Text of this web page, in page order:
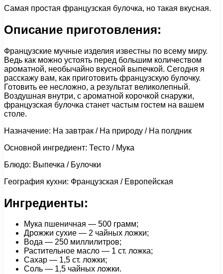
Самая простая французская булочка, но такая вкусная.
Описание приготовления:
Французские мучные изделия известны по всему миру.
Ведь как можно устоять перед большим количеством
ароматной, необычайно вкусной выпечкой. Сегодня я
расскажу вам, как приготовить французскую булочку.
Готовить ее несложно, а результат великолепный.
Воздушная внутри, с ароматной корочкой снаружи,
французская булочка станет частым гостем на вашем
столе.
Назначение: На завтрак / На природу / На полдник
Основной ингредиент: Тесто / Мука
Блюдо: Выпечка / Булочки
География кухни: Французская / Европейская
Ингредиенты:
Мука пшеничная — 500 грамм;
Дрожжи сухие — 2 чайных ложки;
Вода — 250 миллилитров;
Растительное масло — 1 ст. ложка;
Сахар — 1,5 ст. ложки;
Соль — 1,5 чайных ложки.